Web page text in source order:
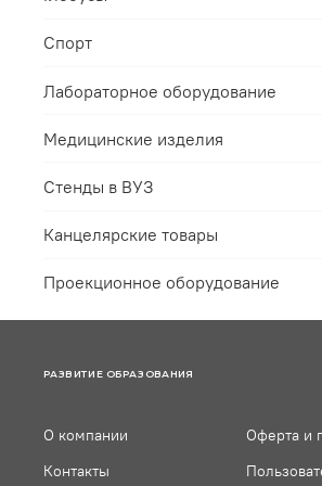
Спорт
Лабораторное оборудование
Медицинские изделия
Стенды в ВУЗ
Канцелярские товары
Проекционное оборудование
РАЗВИТИЕ ОБРАЗОВАНИЯ
О компании
Контакты
Оферта и